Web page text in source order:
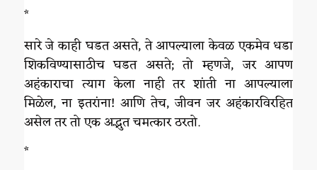
*
सारे जे काही घडत असते, ते आपल्याला केवळ एकमेव धडा
शिकविण्यासाठीच घडत असते; तो म्हणजे, जर आपण
अहंकाराचा त्याग केला नाही तर शांती ना आपल्याला
मिळेल, ना इतरांना! आणि तेच, जीवन जर अहंकारविरहित
असेल तर तो एक अद्भुत चमत्कार ठरतो.
*